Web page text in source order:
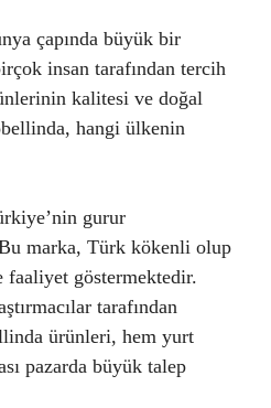
çapında büyük bir
insan tarafından tercih
kalitesi ve doğal
hangi ülkenin
gurur
marka, Türk kökenli olup
faaliyet göstermektedir.
tarafından
ürünleri, hem yurt
pazarda büyük talep